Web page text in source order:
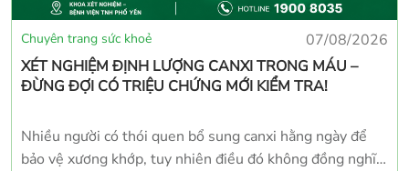
Chuyên trang sức khoẻ
07/08/2026
XÉT NGHIỆM ĐỊNH LƯỢNG CANXI TRONG MÁU –
ĐỪNG ĐỢI CÓ TRIỆU CHỨNG MỚI KIỂM TRA!
Nhiều người có thói quen bổ sung canxi hằng ngày để
bảo vệ xương khớp, tuy nhiên điều đó không đồng nghĩa